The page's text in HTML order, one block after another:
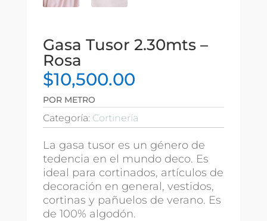
Gasa Tusor 2.30mts –
Rosa
$10,500.00
POR METRO
Categoría: Cortinería
La gasa tusor es un género de
tedencia en el mundo deco. Es
ideal para cortinados, artículos de
decoración en general, vestidos,
cortinas y pañuelos de verano. Es
de 100% algodón.